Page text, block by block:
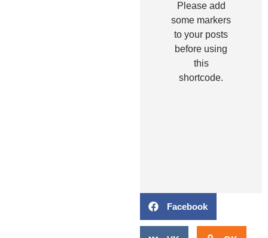
Please add
some markers
to your posts
before using
this
shortcode.
Facebook